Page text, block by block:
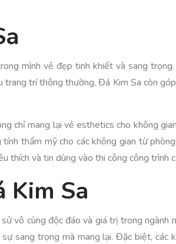
mình vẻ đẹp tinh khiết và sang
trí thông thường, Đá Kim Sa còn
chỉ mang lại vẻ esthetics cho không
thẩm mỹ cho các không gian từ
thích và tin dùng vào thi công công trình
Kim Sa
vô cùng độc đáo và giá trị trong
sang trọng mà mang lại. Đặc biệt,